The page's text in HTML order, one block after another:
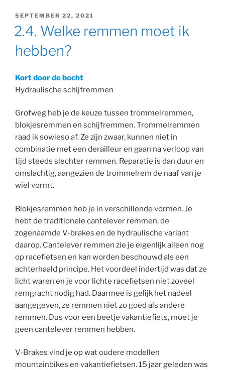
GEPLAATST
OP
SEPTEMBER 22, 2021
2.4. Welke remmen moet ik
hebben?
Kort door de bocht
Hydraulische schijfremmen
Grofweg heb je de keuze tussen trommelremmen,
blokjesremmen en schijfremmen. Trommelremmen
raad ik sowieso af. Ze zijn zwaar, kunnen niet in
combinatie met een derailleur en gaan na verloop van
tijd steeds slechter remmen. Reparatie is dan duur en
omslachtig, aangezien de trommelrem de naaf van je
wiel vormt.
Blokjesremmen heb je in verschillende vormen. Je
hebt de traditionele cantelever remmen, de
zogenaamde V-brakes en de hydraulische variant
daarop. Cantelever remmen zie je eigenlijk alleen nog
op racefietsen en kan worden beschouwd als een
achterhaald principe. Het voordeel indertijd was dat ze
licht waren en je voor lichte racefietsen niet zoveel
remgracht nodig had. Daarmee is gelijk het nadeel
aangegeven, ze remmen niet zo goed als andere
remmen. Dus voor een beetje vakantiefiets, moet je
geen cantelever remmen hebben.
V-Brakes vind je op wat oudere modellen
mountainbikes en vakantiefietsen. 15 jaar geleden was